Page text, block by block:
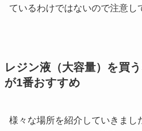
ているわけではないので注意し
レジン液（大容量）を買
が1番おすすめ
様々な場所を紹介していきまし